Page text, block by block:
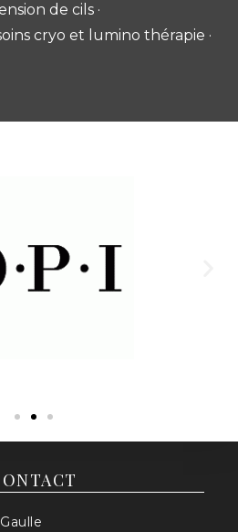
de cils ·
cryo et lumino thérapie ·